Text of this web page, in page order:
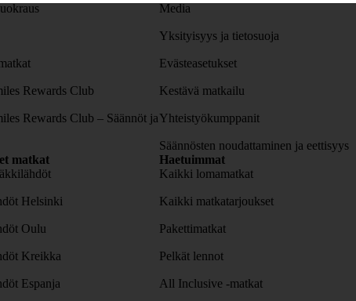
Rewards Club
Rewards Club – Säännöt ja
Media
Yksityisyys ja tietosuoja
Evästeasetukset
Kestävä matkailu
Yhteistyökumppanit
Säännösten noudattaminen ja eettisyys
matkat
Helsinki
Oulu
Kreikka
Espanja
Haetuimmat
Kaikki lomamatkat
Kaikki matkatarjoukset
Pakettimatkat
Pelkät lennot
All Inclusive -matkat